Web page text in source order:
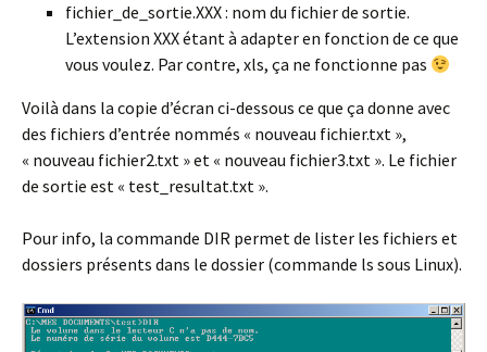
fichier_de_sortie.XXX : nom du fichier de sortie.
L’extension XXX étant à adapter en fonction de ce que
vous voulez. Par contre, xls, ça ne fonctionne pas
Voilà dans la copie d’écran ci-dessous ce que ça donne avec
des fichiers d’entrée nommés « nouveau fichier.txt »,
« nouveau fichier2.txt » et « nouveau fichier3.txt ». Le fichier
de sortie est « test_resultat.txt ».
Pour info, la commande DIR permet de lister les fichiers et
dossiers présents dans le dossier (commande ls sous Linux).